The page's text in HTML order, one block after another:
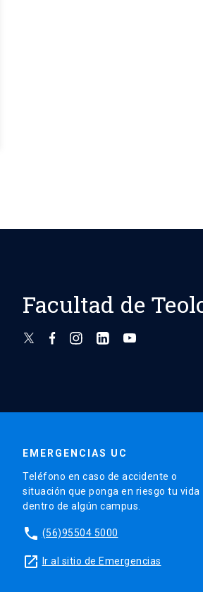
Facultad de
EMERGENCIAS UC
Teléfono en caso de accidente o
situación que ponga en riesgo tu vida
dentro de algún campus.
phone (56)95504 5000
launch Ir al sitio de Emergencias